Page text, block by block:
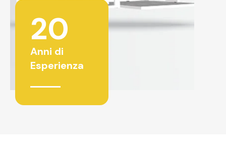
20
Anni di
Esperienza